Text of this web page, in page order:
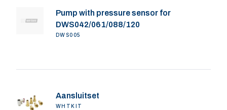
Pump with pressure sensor for
DWS042/061/088/120
DWS005
Aansluitset
WHTKIT